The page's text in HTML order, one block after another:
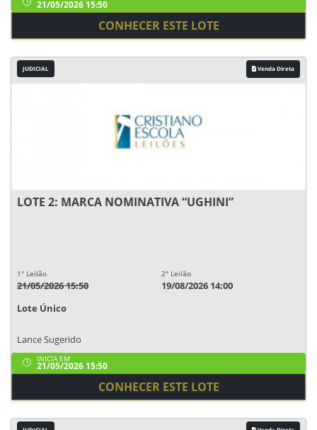
21/05/2026 15:50
CONHECER ESTE LOTE
JUDICIAL Venda Direta
LOTE 2: MARCA NOMINATIVA “UGHINI”
1° Leilão
21/05/2026 15:50
2° Leilão
19/08/2026 14:00
Lote Único
Lance Sugerido
INICIA EM
21/05/2026 15:50
CONHECER ESTE LOTE